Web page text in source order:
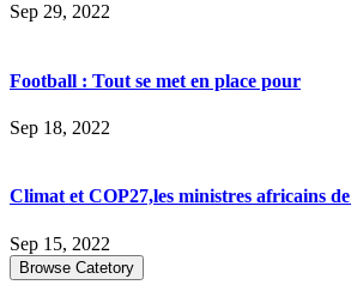
Sep 29, 2022
Football : Tout se met en place pour
Sep 18, 2022
Climat et COP27,les ministres africains
Sep 15, 2022
Browse Catetory